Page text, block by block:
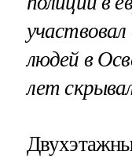
людей в
лет